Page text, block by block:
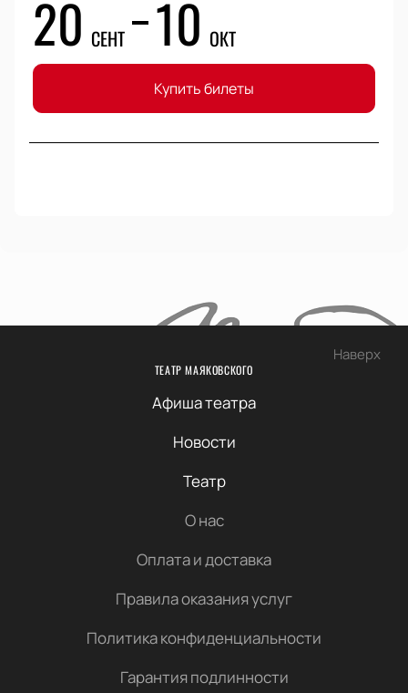
20 СЕНТ 10 ОКТ
Купить билеты
Наверх
ТЕАТР МАЯКОВСКОГО
Афиша театра
Новости
Театр
О нас
Оплата и доставка
Правила оказания услуг
Политика конфиденциальности
Гарантия подлинности